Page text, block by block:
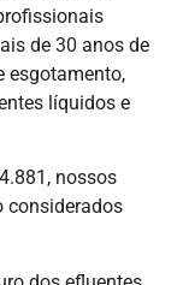
de 30 anos de
esgotamento,
líquidos e
nossos
considerados